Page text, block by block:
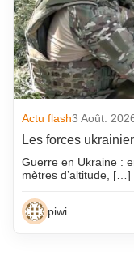
Actu flash3 Août.
Les forces
Guerre en Ukraine :
mètres d’altitude, […]
piwi